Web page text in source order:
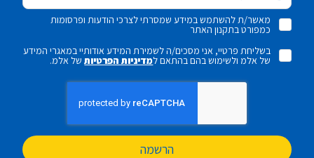
מאשר/ת להשתמש במידע שמסרתי לצרכי הודעות ופרסומות
כמפורט בתקנון האתר
בשליחת פרטיי, אני מסכים/ה לשמירת המידע אודותיי במאגרי המידע
של אלמ ולשימוש בהם בהתאם למדיניות הפרטיותשל אלמ.
הרשמה